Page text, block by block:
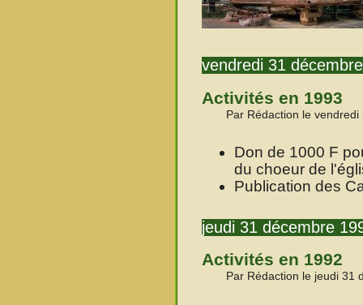
vendredi 31
Activités en 1993
Par Rédaction le
Don de 1000 F
du choeur de
Publication des
jeudi 31 décembre
Activités en 1992
Par Rédaction le jeudi 31